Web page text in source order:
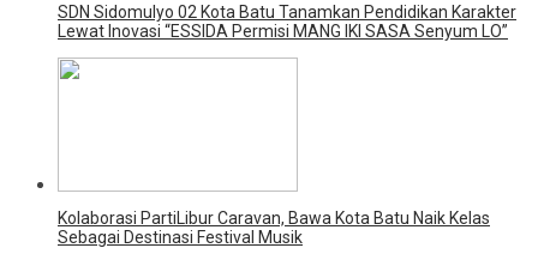
SDN Sidomulyo 02 Kota Batu Tanamkan Pendidikan Karakter
Lewat Inovasi “ESSIDA Permisi MANG IKI SASA Senyum LO”
Kolaborasi PartiLibur Caravan, Bawa Kota Batu Naik Kelas
Sebagai Destinasi Festival Musik